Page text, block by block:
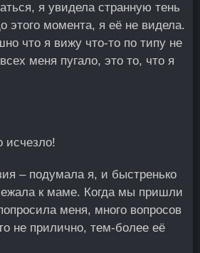
я увидела странную тень
этого момента, я её не видела.
что я вижу что-то по типу не
меня пугало, это то, что я
исчезло!
– подумала я, и быстренько
к маме. Когда мы пришли
меня, много вопросов
не прилично, тем-более её